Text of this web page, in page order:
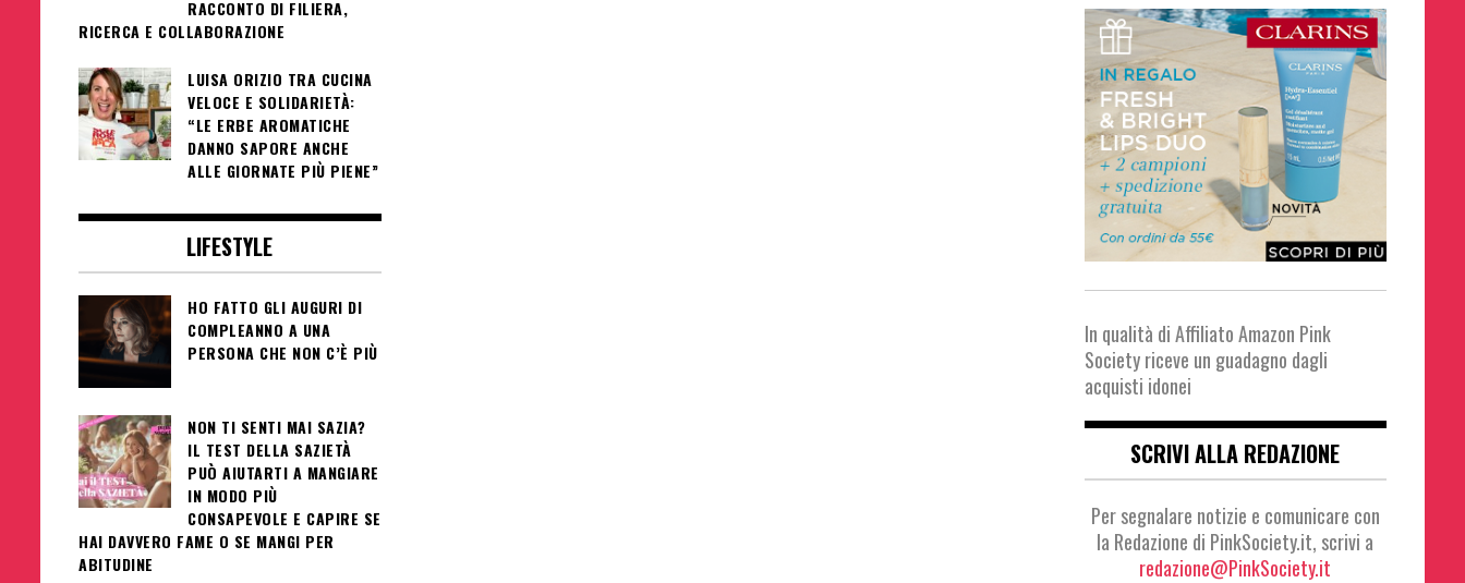
RACCONTO DI FILIERA,
RICERCA E COLLABORAZIONE
LUISA ORIZIO TRA CUCINA
VELOCE E SOLIDARIETÀ:
“LE ERBE AROMATICHE
DANNO SAPORE ANCHE
ALLE GIORNATE PIÙ PIENE”
LIFESTYLE
HO FATTO GLI AUGURI DI
COMPLEANNO A UNA
PERSONA CHE NON C’È PIÙ
NON TI SENTI MAI SAZIA?
IL TEST DELLA SAZIETÀ
PUÒ AIUTARTI A MANGIARE
IN MODO PIÙ
CONSAPEVOLE E CAPIRE SE
HAI DAVVERO FAME O SE MANGI PER
ABITUDINE
In qualità di Affiliato Amazon Pink
Society riceve un guadagno dagli
acquisti idonei
SCRIVI ALLA REDAZIONE
Per segnalare notizie e comunicare con
la Redazione di PinkSociety.it, scrivi a
redazione@PinkSociety.it